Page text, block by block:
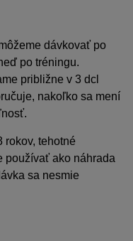
dávkovať po
po tréningu.
približne v 3 dcl
nakoľko sa mení
rokov, tehotné
používať ako náhrada
sa nesmie